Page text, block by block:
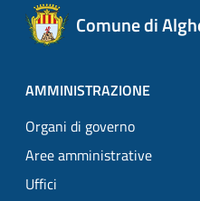
Comune di
AMMINISTRAZIONE
Organi di governo
Aree amministrative
Uffici